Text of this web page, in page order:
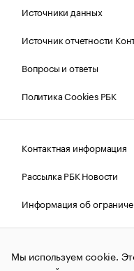
Источники данных
Источник отчетности
Вопросы и ответы
Политика Cookies РБК
Контактная информация
Рассылка РБК Новости
Информация об
Правовая информация
© АО
Мы используем cookie.